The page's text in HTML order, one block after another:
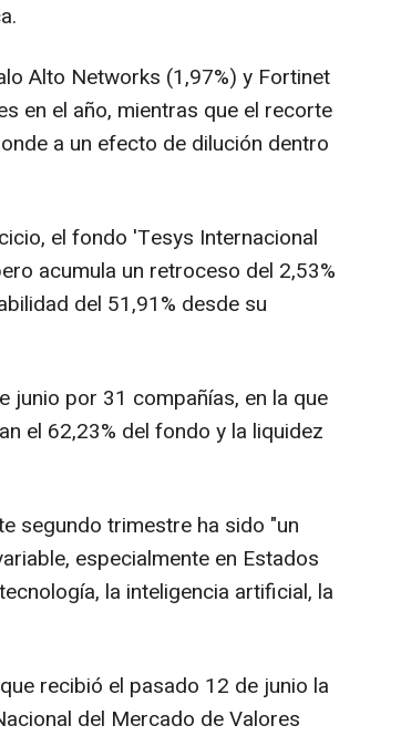
Alto Networks (1,97%) y Fortinet
en el año, mientras que el recorte
a un efecto de dilución dentro
el fondo 'Tesys Internacional
acumula un retroceso del 2,53%
del 51,91% desde su
junio por 31 compañías, en la que
el 62,23% del fondo y la liquidez
segundo trimestre ha sido "un
especialmente en Estados
la inteligencia artificial, la
recibió el pasado 12 de junio la
del Mercado de Valores